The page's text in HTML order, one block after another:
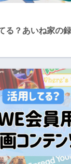
る？あいね家の